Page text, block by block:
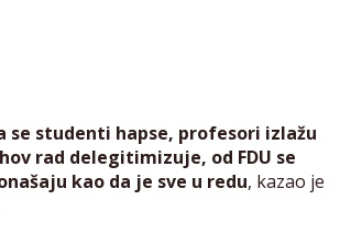
se studenti hapse, profesori izlažu
rad delegitimizuje, od FDU se
kao da je sve u redu, kazao je